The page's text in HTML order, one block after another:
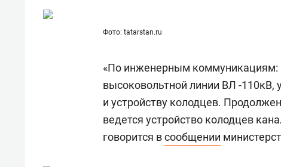
Фото: tatarstan.ru
«По инженерным коммуникациям:
высоковольтной линии ВЛ -110кВ,
и устройству колодцев.
ведется устройство колодцев
говорится всообщении